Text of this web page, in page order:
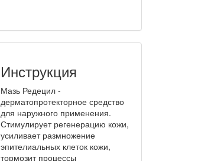
Инструкция
Мазь Редецил -
дерматопротекторное средство
для наружного применения.
Стимулирует регенерацию кожи,
усиливает размножение
эпителиальных клеток кожи,
тормозит процессы